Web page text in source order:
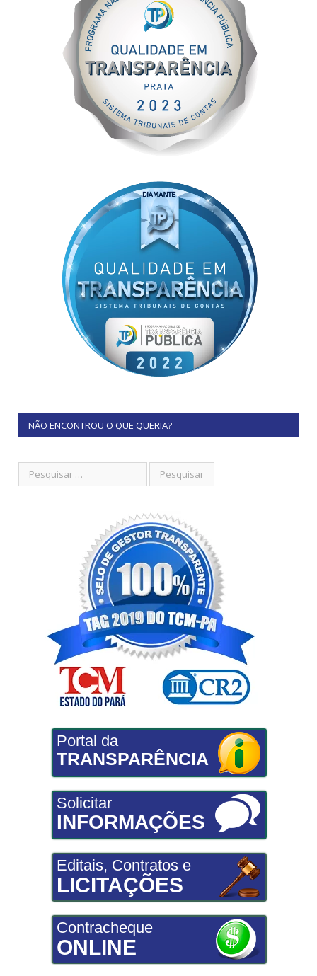
NÃO ENCONTROU O QUE QUERIA?
Portal da
TRANSPARÊNCIA
Solicitar
INFORMAÇÕES
Editais, Contratos e
LICITAÇÕES
Contracheque
ONLINE